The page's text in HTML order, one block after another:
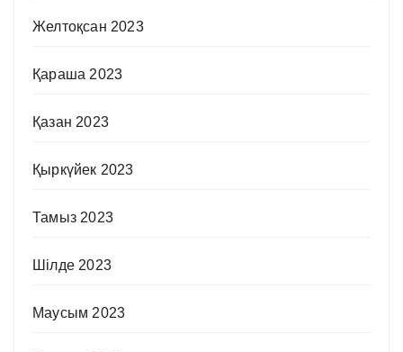
Желтоқсан 2023
Қараша 2023
Қазан 2023
Қыркүйек 2023
Тамыз 2023
Шілде 2023
Маусым 2023